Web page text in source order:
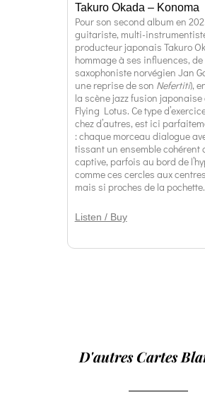
Takuro Okada – Konoma
Pour son second album en
guitariste, multi-
producteur japonais Takuro
hommage à ses influences,
saxophoniste norvégien Jan
une reprise de son Nefertiti),
la scène jazz fusion japonaise
Flying Lotus. Ce type
chez d’autres, est ici
: chaque morceau dialogue
tissant un ensemble cohérent
captive, parfois au bord de
comme ces cercles aux
mais si proches de la pochette.
Listen / Buy
D'autres Cartes